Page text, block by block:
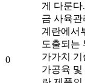
0
게 다룬다
금 사육관
계란에서
도출되는
가가치 기
가공육 및